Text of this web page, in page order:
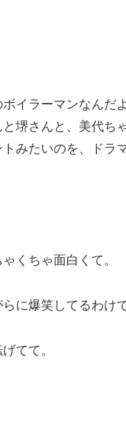
ボイラーマンなんだ
堺さんと、美代ち
みたいのを、ドラ
ゃくちゃ面白くて。
らに爆笑してるわけ
てて。